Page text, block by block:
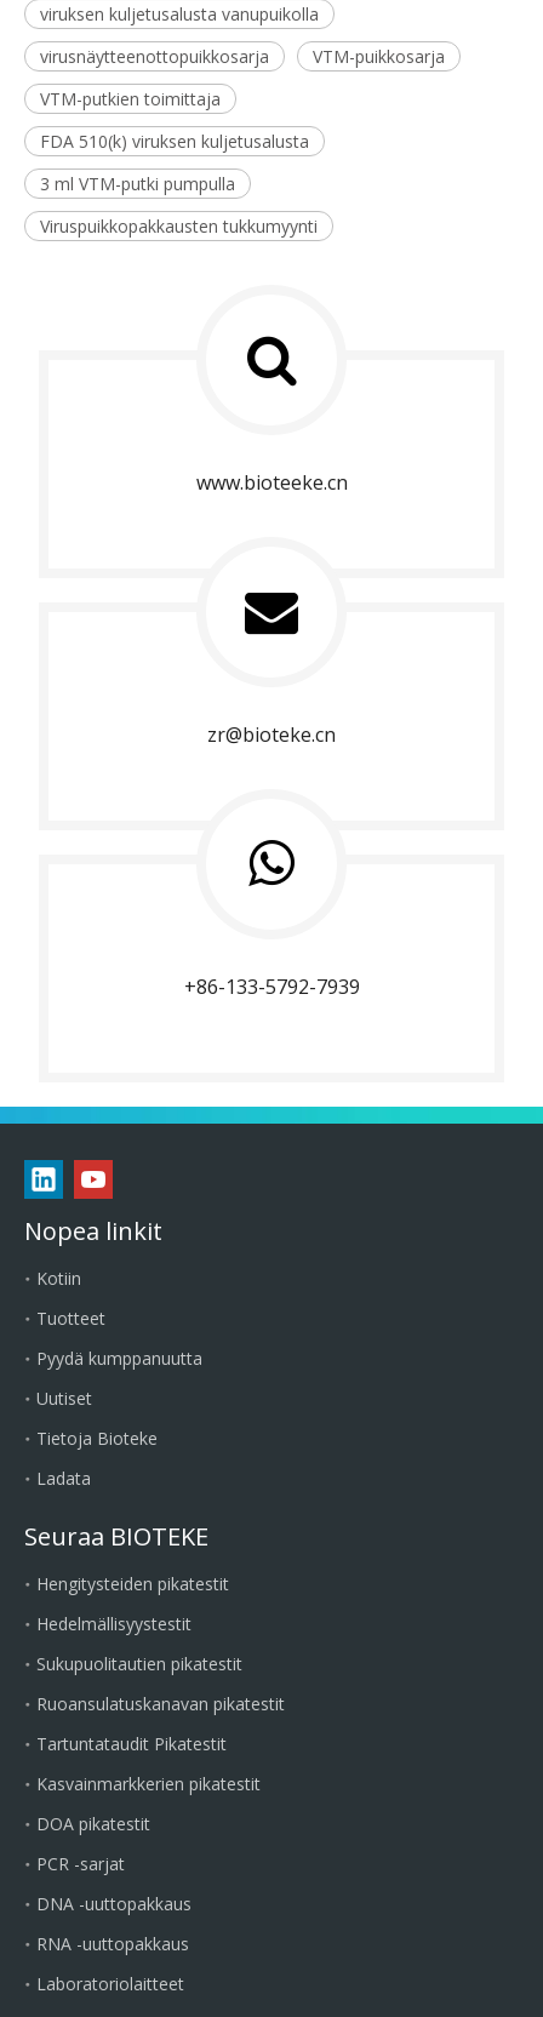
viruksen kuljetusalusta vanupuikolla
virusnäytteenottopuikkosarja
VTM-puikkosarja
VTM-putkien toimittaja
FDA 510(k) viruksen kuljetusalusta
3 ml VTM-putki pumpulla
Viruspuikkopakkausten tukkumyynti
www.bioteeke.cn
zr@bioteke.cn
+86-133-5792-7939
Nopea linkit
Kotiin
Tuotteet
Pyydä kumppanuutta
Uutiset
Tietoja Bioteke
Ladata
Seuraa BIOTEKE
Hengitysteiden pikatestit
Hedelmällisyystestit
Sukupuolitautien pikatestit
Ruoansulatuskanavan pikatestit
Tartuntataudit Pikatestit
Kasvainmarkkerien pikatestit
DOA pikatestit
PCR -sarjat
DNA -uuttopakkaus
RNA -uuttopakkaus
Laboratoriolaitteet